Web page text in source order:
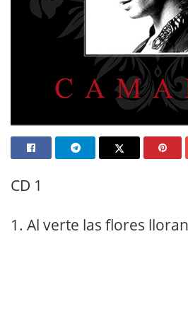
CD 1
1. Al verte las flores lloran